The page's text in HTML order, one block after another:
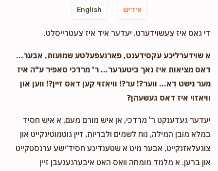
English אידיש
די גאס איז צעשוידערט. יעדער איד איז צעטרייסלט.
א שוידערליכע עקסידענט, פארנעפעלטע שמועות, אבער...
דאס מציאות איז נאך ביטערער... ר' מרדכי סאפיר ע"ה איז
מער נישט דא... ווער?! ער?! וויאזוי קען דאס זיין?! ווען און
וויאזוי איז דאס געשעהן?
יעדער געדענקט ר' מרדכי, אן איש מורם מעם, א איש חסיד
במלא מובן המילה, נוח לשמים ולבריות, זיין גוטמוטיגקייט און
צוגעלאזנקייט, אבער מיט א שטענדיגע חסיד'ישע ערנסטקייט
און ברען. א מלמד מומחה וואס האט איבערגעגעבן זיין